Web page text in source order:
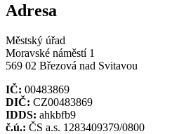
Adresa
Městský úřad
Moravské náměstí 1
569 02 Březová nad Svitavou
IČ: 00483869
DIČ: CZ00483869
IDDS: ahkbfb9
č.ú.: ČS a.s. 1283409379/0800